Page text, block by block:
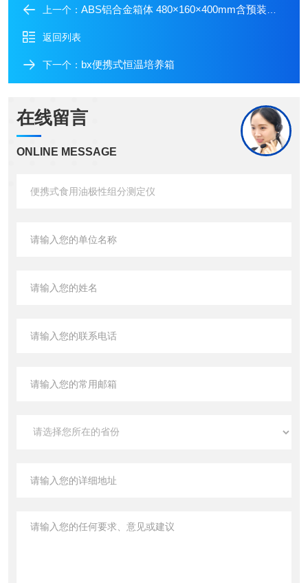
上一个： ABS铝合金箱体 480×160×400mm含预装辅助设备
返回列表
下一个： bx便携式恒温培养箱
在线留言
ONLINE MESSAGE